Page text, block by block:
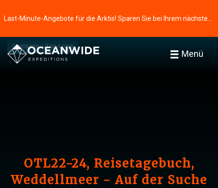
Menü
Startseite Trip-Logs
OTL22-24, Reisetagebuch,
Weddellmeer - Auf der Suche